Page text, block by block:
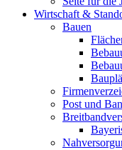
Wirtschaft &
Bauen
Post und